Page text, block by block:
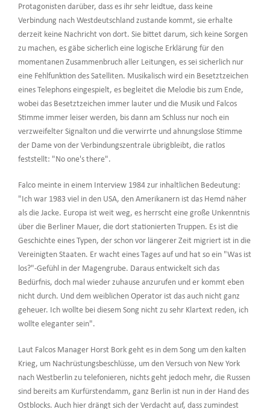
Protagonisten darüber, dass es ihr sehr leidtue, dass keine
Verbindung nach Westdeutschland zustande kommt, sie erhalte
derzeit keine Nachricht von dort. Sie bittet darum, sich keine Sorgen
zu machen, es gäbe sicherlich eine logische Erklärung für den
momentanen Zusammenbruch aller Leitungen, es sei sicherlich nur
eine Fehlfunktion des Satelliten. Musikalisch wird ein Besetztzeichen
eines Telephons eingespielt, es begleitet die Melodie bis zum Ende,
wobei das Besetztzeichen immer lauter und die Musik und Falcos
Stimme immer leiser werden, bis dann am Schluss nur noch ein
verzweifelter Signalton und die verwirrte und ahnungslose Stimme
der Dame von der Verbindungszentrale übrigbleibt, die ratlos
feststellt: "No one's there".
Falco meinte in einem Interview 1984 zur inhaltlichen Bedeutung:
"Ich war 1983 viel in den USA, den Amerikanern ist das Hemd näher
als die Jacke. Europa ist weit weg, es herrscht eine große Unkenntnis
über die Berliner Mauer, die dort stationierten Truppen. Es ist die
Geschichte eines Typen, der schon vor längerer Zeit migriert ist in die
Vereinigten Staaten. Er wacht eines Tages auf und hat so ein "Was ist
los?"-Gefühl in der Magengrube. Daraus entwickelt sich das
Bedürfnis, doch mal wieder zuhause anzurufen und er kommt eben
nicht durch. Und dem weiblichen Operator ist das auch nicht ganz
geheuer. Ich wollte bei diesem Song nicht zu sehr Klartext reden, ich
wollte eleganter sein".
Laut Falcos Manager Horst Bork geht es in dem Song um den kalten
Krieg, um Nachrüstungsbeschlüsse, um den Versuch von New York
nach Westberlin zu telefonieren, nichts geht jedoch mehr, die Russen
sind bereits am Kurfürstendamm, ganz Berlin ist nun in der Hand des
Ostblocks. Auch hier drängt sich der Verdacht auf, dass zumindest